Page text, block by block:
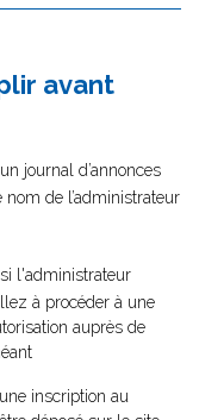
avant
journal d’annonces
de l’administrateur
l'administrateur
à procéder à une
auprès de
inscription au